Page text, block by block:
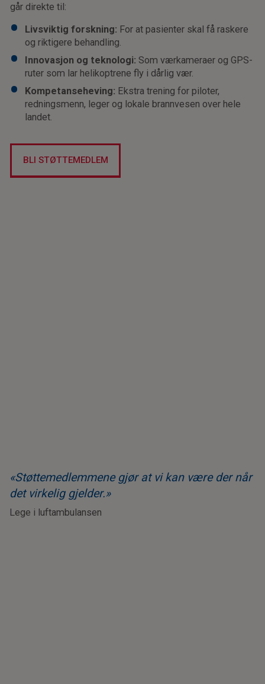
går direkte til:
Livsviktig forskning: For at pasienter skal få raskere
og riktigere behandling.
Innovasjon og teknologi: Som værkameraer og GPS-
ruter som lar helikoptrene fly i dårlig vær.
Kompetanseheving: Ekstra trening for piloter,
redningsmenn, leger og lokale brannvesen over hele
landet.
BLI STØTTEMEDLEM
«Støttemedlemmene gjør at vi kan være der når
det virkelig gjelder.»
Lege i luftambulansen